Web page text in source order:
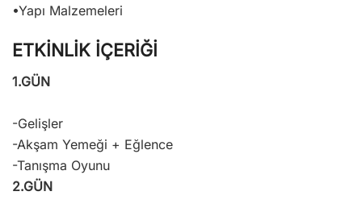
•Yapı Malzemeleri
ETKİNLİK İÇERİĞİ
1.GÜN
-Gelişler
-Akşam Yemeği + Eğlence
-Tanışma Oyunu
2.GÜN